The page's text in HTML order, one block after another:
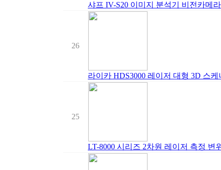
샤프 IV-S20 이미지 분석기 비전카메라
26
라이카 HDS3000 레이저 대형 3D 스케
25
LT-8000 시리즈 2차원 레이저 측정 변